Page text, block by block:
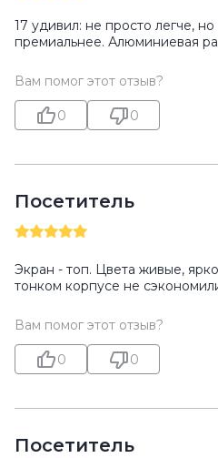
17 удивил: не просто легче,
премиальнее. Алюминиевая
Вам помог этот отзыв?
0 0
Посетитель
Экран - топ. Цвета живые,
тонком корпусе не
Вам помог этот отзыв?
0 0
Посетитель